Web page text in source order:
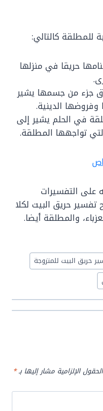
للمطلقة كالتالي:
حريقا في منزلها
جزء من جسمها يشير
الدينية.
في الحلم يشير إلى
تواجهها المطلقة.
على التفسيرات
تفسير حريق البيت لكلا
والمطلقة أيضا.
حريق البيت للمتزوجة
الحقول الإلزامية مشار إليها بـ*